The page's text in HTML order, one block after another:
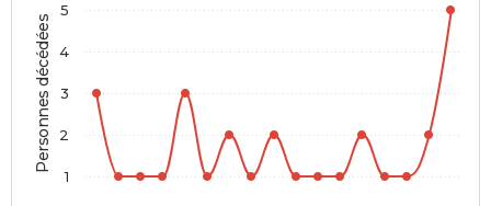
Personnes décédées
1
2
3
4
5